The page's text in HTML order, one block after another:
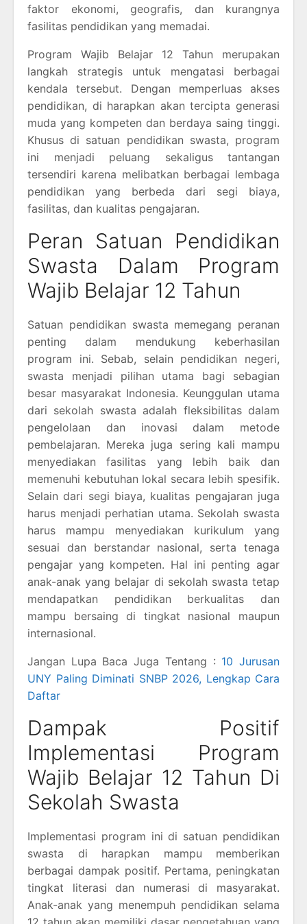
faktor ekonomi, geografis, dan kurangnya
fasilitas pendidikan yang memadai.
Program Wajib Belajar 12 Tahun merupakan
langkah strategis untuk mengatasi berbagai
kendala tersebut. Dengan memperluas akses
pendidikan, di harapkan akan tercipta generasi
muda yang kompeten dan berdaya saing tinggi.
Khusus di satuan pendidikan swasta, program
ini menjadi peluang sekaligus tantangan
tersendiri karena melibatkan berbagai lembaga
pendidikan yang berbeda dari segi biaya,
fasilitas, dan kualitas pengajaran.
Peran Satuan Pendidikan
Swasta Dalam Program
Wajib Belajar 12 Tahun
Satuan pendidikan swasta memegang peranan
penting dalam mendukung keberhasilan
program ini. Sebab, selain pendidikan negeri,
swasta menjadi pilihan utama bagi sebagian
besar masyarakat Indonesia. Keunggulan utama
dari sekolah swasta adalah fleksibilitas dalam
pengelolaan dan inovasi dalam metode
pembelajaran. Mereka juga sering kali mampu
menyediakan fasilitas yang lebih baik dan
memenuhi kebutuhan lokal secara lebih spesifik.
Selain dari segi biaya, kualitas pengajaran juga
harus menjadi perhatian utama. Sekolah swasta
harus mampu menyediakan kurikulum yang
sesuai dan berstandar nasional, serta tenaga
pengajar yang kompeten. Hal ini penting agar
anak-anak yang belajar di sekolah swasta tetap
mendapatkan pendidikan berkualitas dan
mampu bersaing di tingkat nasional maupun
internasional.
Jangan Lupa Baca Juga Tentang : 10 Jurusan
UNY Paling Diminati SNBP 2026, Lengkap Cara
Daftar
Dampak Positif
Implementasi Program
Wajib Belajar 12 Tahun Di
Sekolah Swasta
Implementasi program ini di satuan pendidikan
swasta di harapkan mampu memberikan
berbagai dampak positif. Pertama, peningkatan
tingkat literasi dan numerasi di masyarakat.
Anak-anak yang menempuh pendidikan selama